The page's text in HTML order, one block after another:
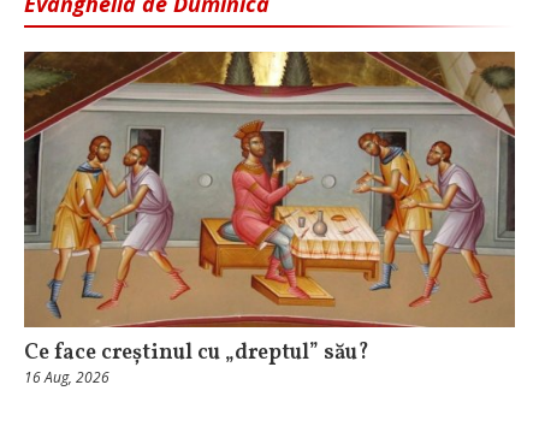
Ce face creștinul cu „dreptul” său?
16 Aug, 2026